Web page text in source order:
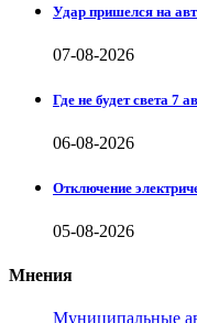
Удар пришелся на
07-08-2026
Где не будет света 7
06-08-2026
Отключение
05-08-2026
Мнения
Муниципальные